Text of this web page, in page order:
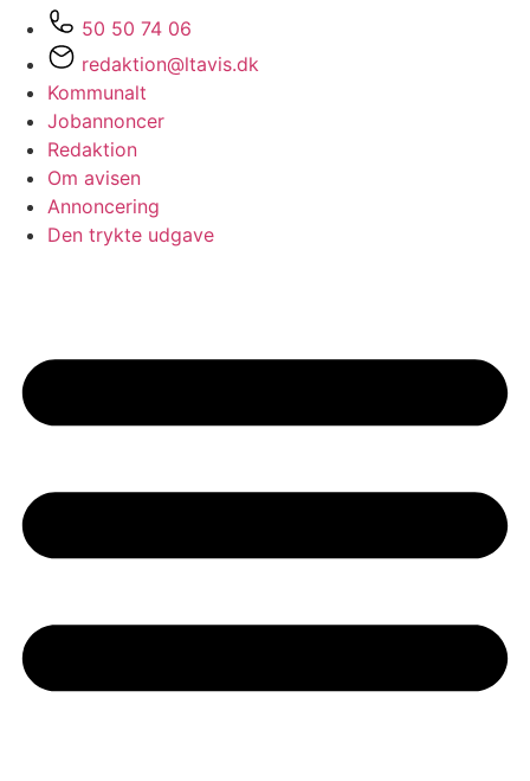
50 50 74 06
redaktion@ltavis.dk
Kommunalt
Jobannoncer
Redaktion
Om avisen
Annoncering
Den trykte udgave